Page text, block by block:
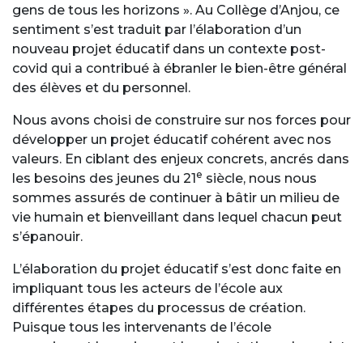
gens de tous les horizons ». Au Collège d’Anjou, ce
sentiment s’est traduit par l’élaboration d’un
nouveau projet éducatif dans un contexte post-
covid qui a contribué à ébranler le bien-être général
des élèves et du personnel.
Nous avons choisi de construire sur nos forces pour
développer un projet éducatif cohérent avec nos
valeurs. En ciblant des enjeux concrets, ancrés dans
les besoins des jeunes du 21e siècle, nous nous
sommes assurés de continuer à bâtir un milieu de
vie humain et bienveillant dans lequel chacun peut
s’épanouir.
L’élaboration du projet éducatif s’est donc faite en
impliquant tous les acteurs de l’école aux
différentes étapes du processus de création.
Puisque tous les intervenants de l’école